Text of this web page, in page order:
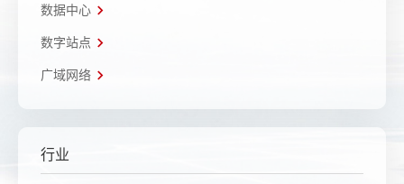
数据中心
数字站点
广域网络
行业